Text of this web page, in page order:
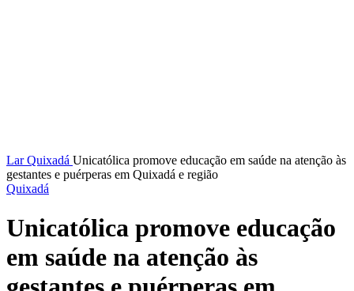
LarQuixadá Unicatólica promove educação em saúde na atenção às
gestantes e puérperas em Quixadá e região
Quixadá
Unicatólica promove educação
em saúde na atenção às